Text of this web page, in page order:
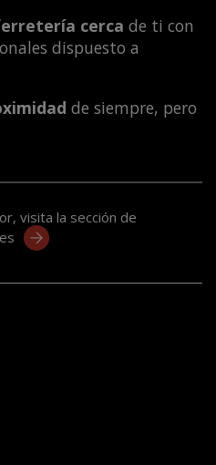
cerca de ti con
dispuesto a
de siempre, pero
visita la sección de